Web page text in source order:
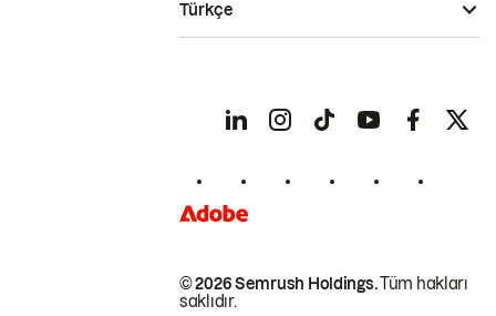
© 2026 Semrush Holdings.Tüm hakları
saklıdır.
Türkçe